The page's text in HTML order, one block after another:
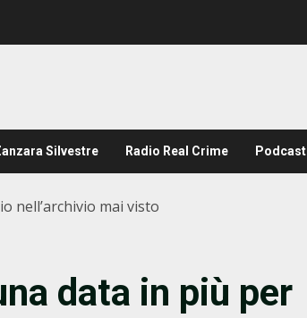
Silvestre Radio Real Crime Podcast
nell’archivio mai visto
data in più per